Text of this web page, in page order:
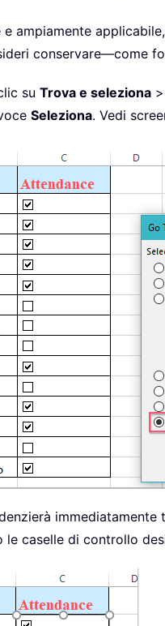
ampiamente
conservare—come
su Trova e seleziona >
Seleziona. Vedi
le caselle di controllo